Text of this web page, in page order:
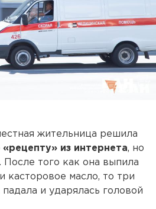
жительница решила
из интернета, но
После того как она выпила
касторовое масло, то три
падала и ударялась головой